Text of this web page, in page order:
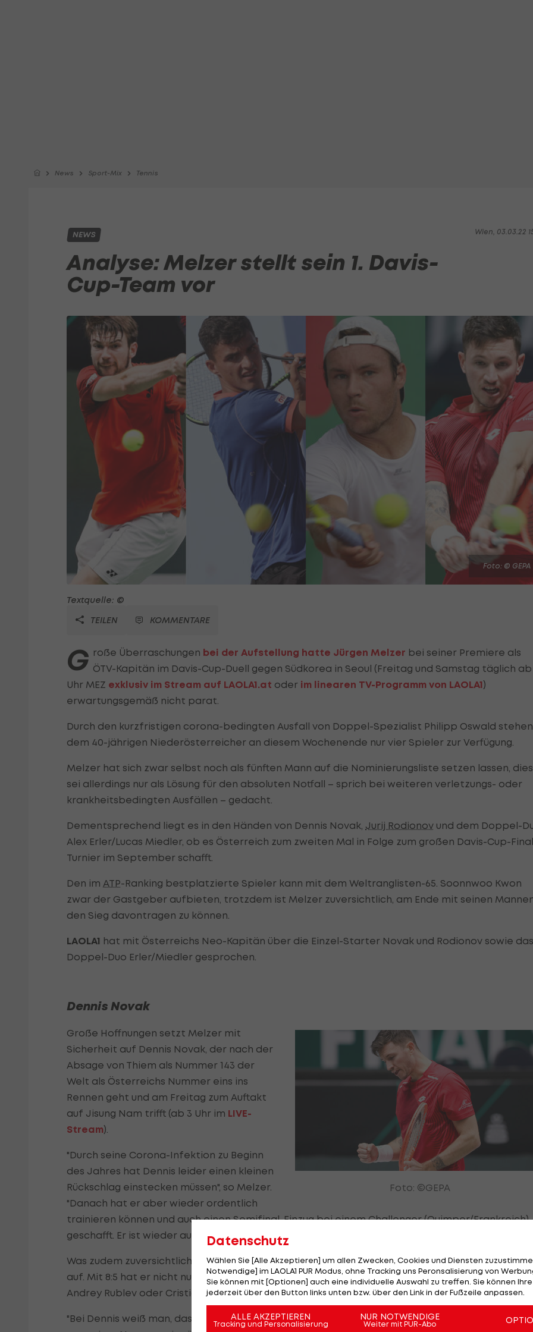
News Sport-Mix Tennis
Wien, 03.03.22
NEWS
Analyse: Melzer stellt sein 1. Davis-
Cup-Team vor
Foto: © GEPA
Textquelle: ©
TEILEN
KOMMENTARE
G roße Überraschungen bei der Aufstellung hatte Jürgen Melzer bei seiner Premiere als
ÖTV-Kapitän im Davis-Cup-Duell gegen Südkorea in Seoul (Freitag und Samstag täglich ab
Uhr MEZ exklusiv im Stream auf LAOLA1.at oder im linearen TV-Programm von LAOLA1)
erwartungsgemäß nicht parat.
Durch den kurzfristigen corona-bedingten Ausfall von Doppel-Spezialist Philipp Oswald stehen
dem 40-jährigen Niederösterreicher an diesem Wochenende nur vier Spieler zur Verfügung.
Melzer hat sich zwar selbst noch als fünften Mann auf die Nominierungsliste setzen lassen, dies
sei allerdings nur als Lösung für den absoluten Notfall – sprich bei weiteren verletzungs- oder
krankheitsbedingten Ausfällen – gedacht.
Dementsprechend liegt es in den Händen von Dennis Novak, Jurij Rodionov und dem Doppel-
Alex Erler/Lucas Miedler, ob es Österreich zum zweiten Mal in Folge zum großen Davis-Cup-
Turnier im September schafft.
Den im ATP-Ranking bestplatzierte Spieler kann mit dem Weltranglisten-65. Soonnwoo Kwon
zwar der Gastgeber aufbieten, trotzdem ist Melzer zuversichtlich, am Ende mit seinen
den Sieg davontragen zu können.
LAOLA1 hat mit Österreichs Neo-Kapitän über die Einzel-Starter Novak und Rodionov sowie das
Doppel-Duo Erler/Miedler gesprochen.
Dennis Novak
Foto: ©GEPA
Große Hoffnungen setzt Melzer mit
Sicherheit auf Dennis Novak, der nach der
Absage von Thiem als Nummer 143 der
Welt als Österreichs Nummer eins ins
Rennen geht und am Freitag zum Auftakt
auf Jisung Nam trifft (ab 3 Uhr im LIVE-
Stream).
"Durch seine Corona-Infektion zu Beginn
des Jahres hat Dennis leider einen kleinen
Rückschlag einstecken müssen", so Melzer.
"Danach hat er aber wieder ordentlich
trainieren können und auch einen Semifinal-Einzug bei einem Challenger (Quimper/Frankreich)
geschafft. Er ist wieder auf dem richtigen Weg, zu seiner Form zu finden", ist Melzer überzeugt.
Was zudem zuversichtlich stimmt: Im Davis Cup fuhr Novak schon desöfteren zu seiner
auf. Mit 8:5 hat er nicht nur eine positive Davis-Cup-Bilanz, sondern auch mit Alex De Minaur,
Andrey Rublev oder Cristian Garin einige prominente Namen auf der Abschussliste stehen.
"Bei Dennis weiß man, dass er im Davis Cup immer seine Leistung hat abrufen können", ist
Datenschutz
Wählen Sie [Alle Akzeptieren] um allen Zwecken, Cookies und Diensten
Notwendige] im LAOLA1 PUR Modus, ohne Tracking uns Peronsalisierung von
Sie können mit [Optionen] auch eine individuelle Auswahl zu treffen. Sie können
jederzeit über den Button links unten bzw. über den Link in der Fußzeile anpassen.
ALLE AKZEPTIEREN
Tracking und Personalisierung
NUR NOTWENDIGE
Weiter mit PUR-Abo